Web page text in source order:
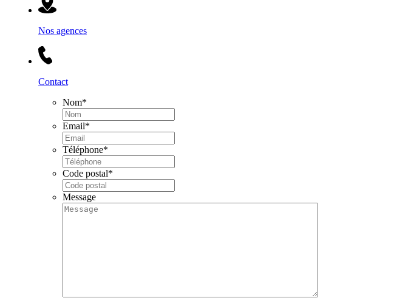
Nos agences
Contact
Nom*
Email*
Téléphone*
Code postal*
Message